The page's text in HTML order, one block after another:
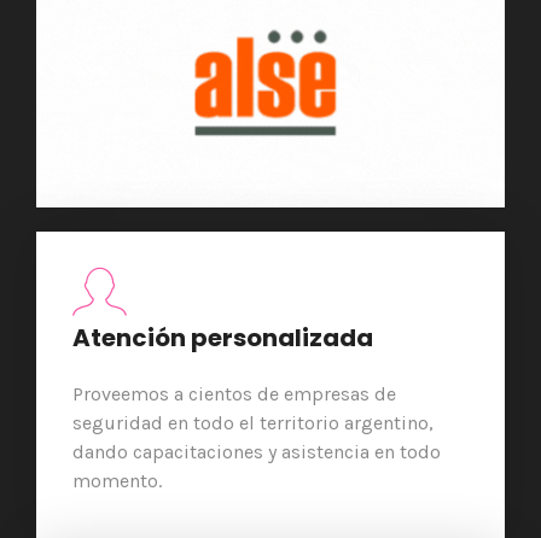
Atención personalizada
Proveemos a cientos de empresas de
seguridad en todo el territorio argentino,
dando capacitaciones y asistencia en todo
momento.